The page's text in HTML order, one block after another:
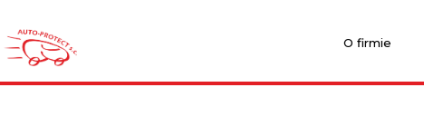
O firmie